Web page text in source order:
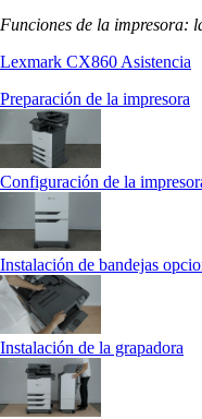
Funciones de la impresora:
Lexmark CX860 Asistencia
Preparación de la impresora
Configuración de la
Instalación de bandejas
Instalación de la grapadora